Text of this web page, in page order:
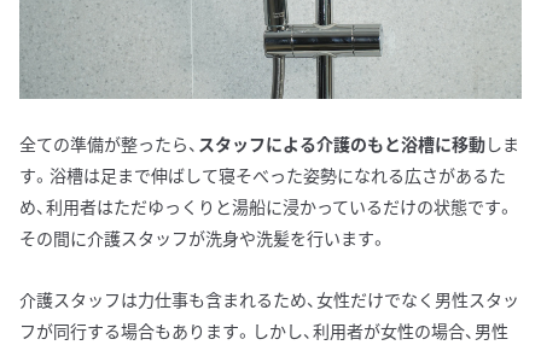
全ての準備が整ったら、 スタッフによる介護のもと浴槽に移動しま
す。浴槽は足まで伸ばして寝そべった姿勢になれる広さがあるた
め、利用者はただゆっくりと湯船に浸かっているだけの状態です。
その間に介護スタッフが洗身や洗髪を行います。
介護スタッフは力仕事も含まれるため、女性だけでなく男性スタッ
フが同行する場合もあります。しかし、利用者が女性の場合、男性